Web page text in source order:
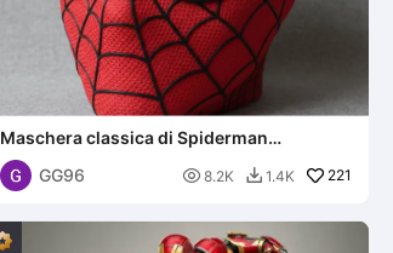
Maschera classica di Spiderman
multicolore
GG96
 8.2K  1.4K 221